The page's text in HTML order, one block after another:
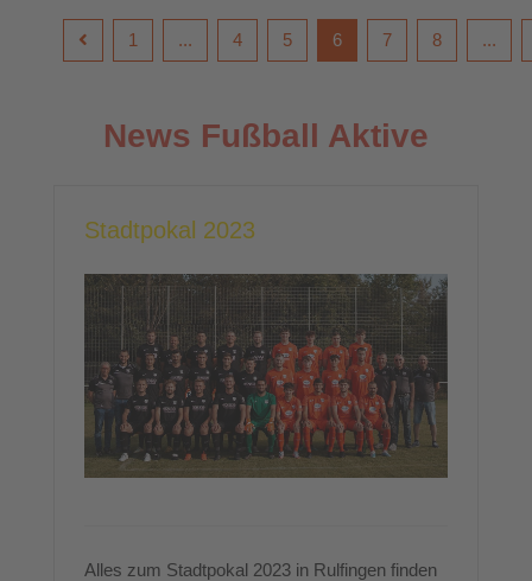
1 ... 4 5 6 7 8 ...
News Fußball Aktive
Stadtpokal 2023
Alles zum Stadtpokal 2023 in Rulfingen finden